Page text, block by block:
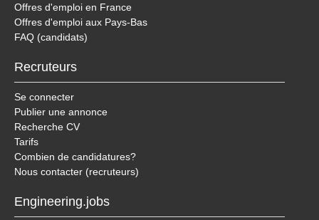
Offres d'emploi en France
Offres d'emploi aux Pays-Bas
FAQ (candidats)
Recruteurs
Se connecter
Publier une annonce
Recherche CV
Tarifs
Combien de candidatures?
Nous contacter (recruteurs)
Engineering.jobs